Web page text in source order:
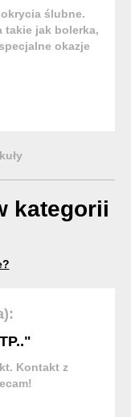
ślubne.
takie jak bolerka,
okazje
sukien...
kategorii
Kontakt z